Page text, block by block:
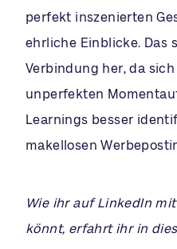
perfekt inszenierten
ehrliche Einblicke. Das
Verbindung her, da
unperfekten
Learnings besser
makellosen
Wie ihr auf LinkedIn
könnt, erfahrt ihr in